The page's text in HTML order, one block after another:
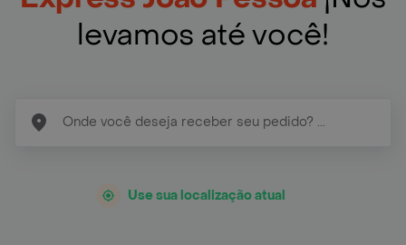
levamos até você!
Use sua localização atual